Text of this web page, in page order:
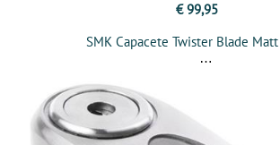
€ 99,95
SMK Capacete Twister Blade